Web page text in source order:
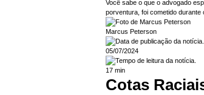
Você sabe o que o advogado
porventura, foi cometido
Marcus Peterson
05/07/2024
17 min
Cotas